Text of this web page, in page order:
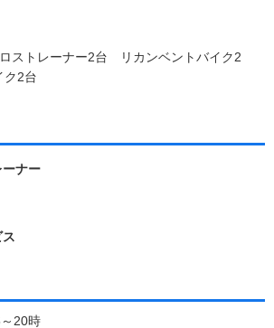
ストレーナー2台 リカンベントバイク2
2台
ナー
20時